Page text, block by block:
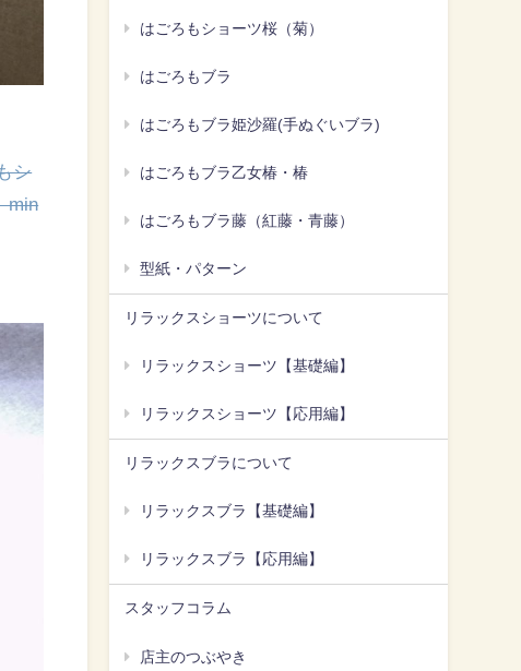
シ
min
はごろもショーツ桜（菊）
はごろもブラ
はごろもブラ姫沙羅(手ぬぐいブラ)
はごろもブラ乙女椿・椿
はごろもブラ藤（紅藤・青藤）
型紙・パターン
リラックスショーツについて
リラックスショーツ【基礎編】
リラックスショーツ【応用編】
リラックスブラについて
リラックスブラ【基礎編】
リラックスブラ【応用編】
スタッフコラム
店主のつぶやき